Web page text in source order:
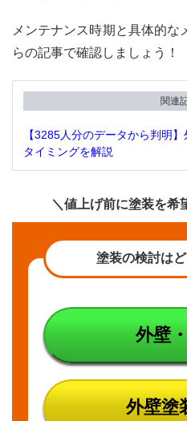
メンテナンス時期と具体的な
らの記事で確認しましょう！
関連
【3285人分のデータから判明
タイミングを解説
＼値上げ前に塗装を希
塗装の検討は
外壁
外壁塗